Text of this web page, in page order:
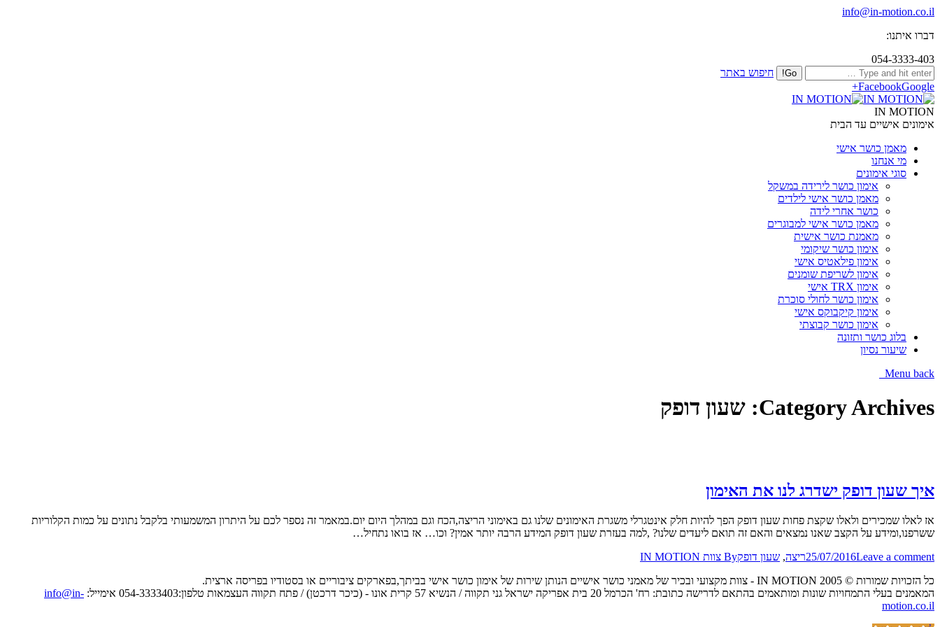
info@in-motion.co.il
דברו איתנו:
054-3333-403
חיפוש באתר
FacebookGoogle+
IN MOTION
אימונים אישיים עד הבית
מאמן כושר אישי
מי אנחנו
סוגי אימונים
אימון כושר לירידה במשקל
מאמן כושר אישי לילדים
כושר אחרי לידה
מאמן כושר אישי למבוגרים
מאמנת כושר אישית
אימון כושר שיקומי
אימון פילאטיס אישי
אימון לשריפת שומנים
אימון TRX אישי
אימון כושר לחולי סוכרת
אימון קיקבוקס אישי
אימון כושר קבוצתי
בלוג כושר ותזונה
שיעור נסיון
Menu back
Category Archives: שעון דופק
איך שעון דופק ישדרג לנו את האימון
אז לאלו שמכירים ולאלו שקצת פחות שעון דופק הפך להיות חלק אינטגרלי משגרת האימונים שלנו גם באימוני הריצה,הכח וגם במהלך היום יום.במאמר זה נספר לכם על היתרון המשמעותי בלקבל נתונים על כמות הקלוריות
ששרפנו,ומידע על הקצב שאנו נמצאים והאם זה תואם ליעדים שלנו? ,למה בעזרת שעון דופק המידע הרבה יותר אמין? וכו… אז בואו נתחיל…
25/07/2016Leave a comment ריצה, שעון דופקBy צוות IN MOTION
כל הזכויות שמורות © IN MOTION 2005 - צוות מקצועי ובכיר של מאמני כושר אישיים הנותן שירות של אימון כושר אישי בביתך,בפארקים ציבוריים או בסטודיו בפריסה ארצית.
המאמנים בעלי התמחויות שונות ומותאמים בהתאם לדרישה כתובת: רח' הכרמל 20 בית אפריקה ישראל גני תקווה / הנשיא 57 קרית אונו - (כיכר דרכטן) / פתח תקווה העצמאות טלפון:054-3333403 אימייל:
info@in-
motion.co.il